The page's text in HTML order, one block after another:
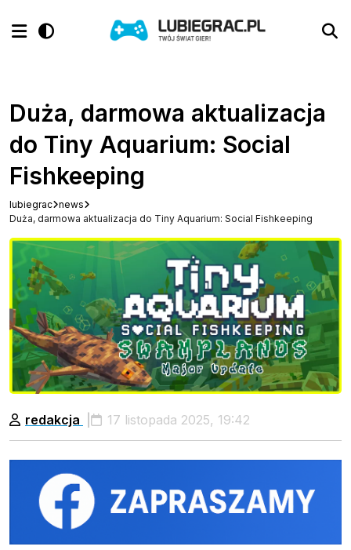
Duża, darmowa aktualizacja
do Tiny Aquarium: Social
Fishkeeping
lubiegrac news
Duża, darmowa aktualizacja do Tiny Aquarium: Social Fishkeeping
redakcja 17 listopada 2025, 19:42